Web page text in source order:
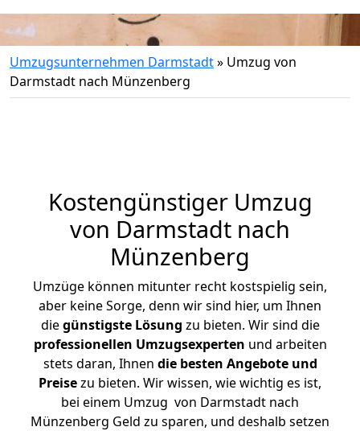
Umzugsunternehmen Darmstadt» Umzug von
Darmstadt nach Münzenberg
Kostengünstiger Umzug
von Darmstadt nach
Münzenberg
Umzüge können mitunter recht kostspielig sein,
aber keine Sorge, denn wir sind hier, um Ihnen
diegünstigste Lösung zu bieten. Wir sind die
professionellen Umzugsexperten und arbeiten
stets daran, Ihnen die besten Angebote und
Preisezu bieten. Wir wissen, wie wichtig es ist,
bei einem Umzug von Darmstadt nach
Münzenberg Geld zu sparen, und deshalb setzen